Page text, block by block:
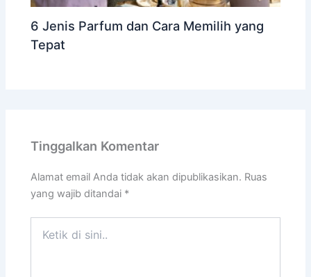
6 Jenis Parfum dan Cara Memilih yang
Tepat
Tinggalkan Komentar
Alamat email Anda tidak akan dipublikasikan. Ruas
yang wajib ditandai *